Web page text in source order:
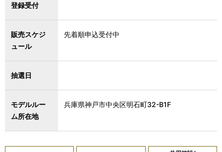
登録受付
販売スケジ
ュール
先着順申込受付中
抽選日
モデルルー
ム所在地
兵庫県神戸市中央区明石町32-B1F